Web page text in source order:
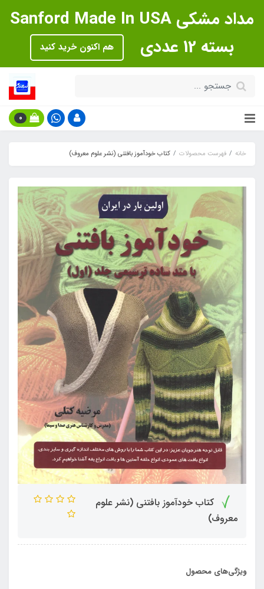
مداد مشکی Sanford Made In USA
بسته 12 عددی
هم اکنون خرید کنید
0
خانه فهرست محصولات کتاب خودآموز بافتنی (نشر علوم معروف)
کتاب خودآموز بافتنی (نشر علوم
معروف)
ویژگی‌های محصول